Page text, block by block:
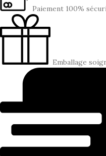
Paiement 100%
Emballage